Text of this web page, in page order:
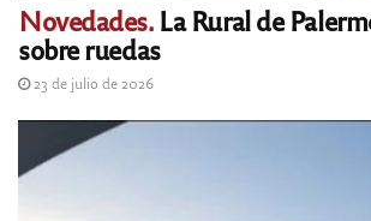
Novedades.La Rural de
sobre ruedas
23 de julio de 2026